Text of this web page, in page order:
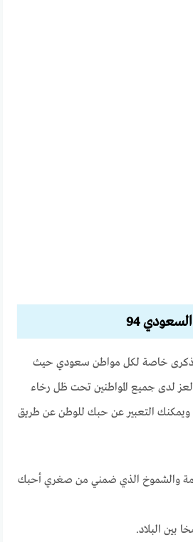
94
ذكرى خاصة لكل مواطن سعودي حيث
لدى جميع المواطنين تحت ظل رخاء
ويمكنك التعبير عن حبك للوطن عن طريق
والشموخ الذي ضمني من صغري أحبك
بين البلاد.